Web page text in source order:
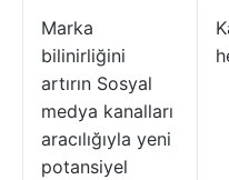
Marka
bilinirliğini
artırın Sosyal
medya kanalları
aracılığıyla yeni
potansiyel